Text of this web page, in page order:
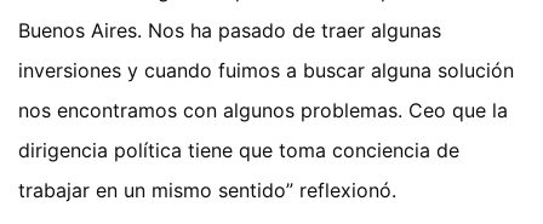
Buenos Aires. Nos ha pasado de traer algunas
inversiones y cuando fuimos a buscar alguna solución
nos encontramos con algunos problemas. Ceo que la
dirigencia política tiene que toma conciencia de
trabajar en un mismo sentido” reflexionó.